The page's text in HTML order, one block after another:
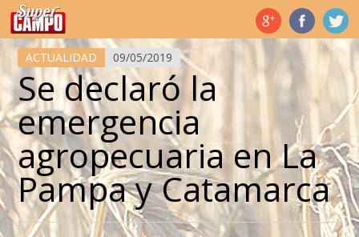
Temas de hoy
ACTUALIDAD 09/05/2019
Se declaró la
emergencia
agropecuaria en La
Pampa y Catamarca